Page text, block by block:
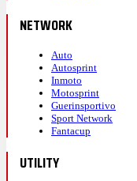
NETWORK
Auto
Autosprint
Inmoto
Motosprint
Guerinsportivo
Sport Network
Fantacup
UTILITY